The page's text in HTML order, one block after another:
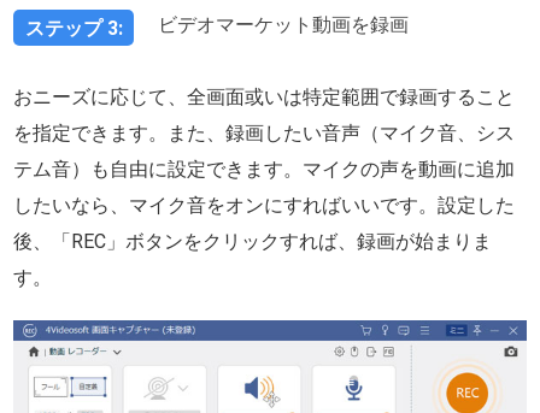
ステップ 3: ビデオマーケット動画を録画
おニーズに応じて、全画面或いは特定範囲で録画すること
を指定できます。また、録画したい音声（マイク音、シス
テム音）も自由に設定できます。マイクの声を動画に追加
したいなら、マイク音をオンにすればいいです。設定した
後、「REC」ボタンをクリックすれば、録画が始まりま
す。